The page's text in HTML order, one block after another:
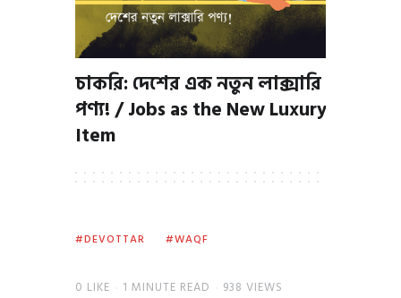
চাকরি: দেশের এক নতুন লাক্সারি
পণ্য! / Jobs as the New Luxury
Item
DEVOTTAR WAQF
0 LIKE 1 MINUTE READ 938 VIEWS